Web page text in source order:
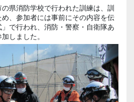
県消防学校で行われた訓練は、訓
、参加者には事前にその内容を伝
で行われ、消防・警察・自衛隊あ
しました。